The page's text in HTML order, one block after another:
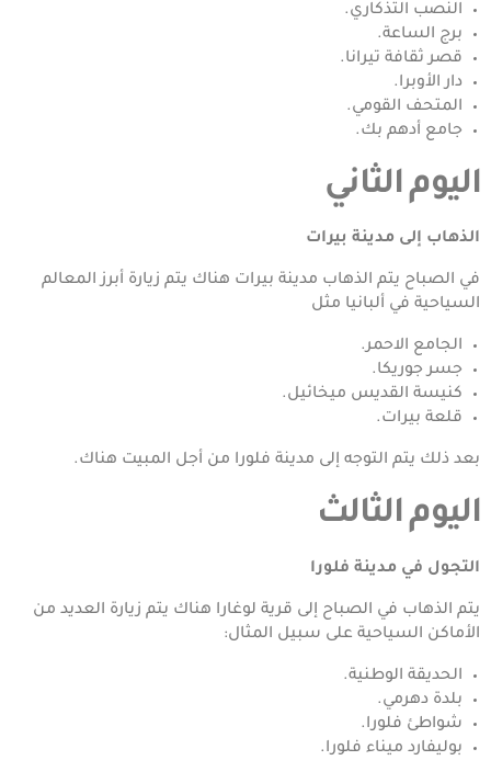
النصب التذكاري.
برج الساعة.
قصر ثقافة تيرانا.
دار الأوبرا.
المتحف القومي.
جامع أدهم بك.
اليوم الثاني
الذهاب إلى مدينة بيرات
في الصباح يتم الذهاب مدينة بيرات هناك يتم زيارة أبرز المعالم
السياحية في ألبانيا مثل
الجامع الاحمر.
جسر جوريكا.
كنيسة القديس ميخائيل.
قلعة بيرات.
بعد ذلك يتم التوجه إلى مدينة فلورا من أجل المبيت هناك.
اليوم الثالث
التجول في مدينة فلورا
يتم الذهاب في الصباح إلى قرية لوغارا هناك يتم زيارة العديد من
الأماكن السياحية على سبيل المثال:
الحديقة الوطنية.
بلدة دهرمي.
شواطئ فلورا.
بوليفارد ميناء فلورا.